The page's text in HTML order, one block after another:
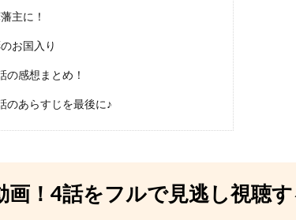
主に！
お国入り
の感想まとめ！
のあらすじを最後に♪
画！4話をフルで見逃し視聴